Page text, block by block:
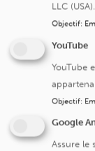
+32 2 764 11 11
Fax. +32 2 764
LLC (USA).
Objectif:
YouTube
YouTube
Objectif:
Google
Assure le